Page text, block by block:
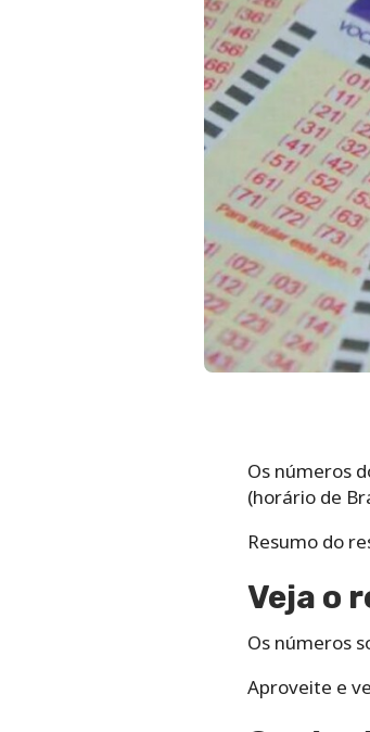
Os números
(horário de
Resumo do
Veja o
Os números
Aproveite e